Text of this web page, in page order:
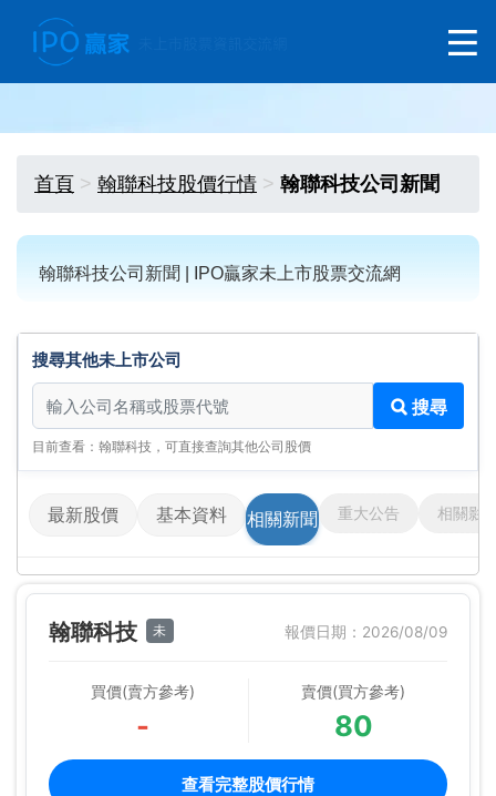
首頁 翰聯科技股價行情 翰聯科技公司新聞
翰聯科技公司新聞 | IPO贏家未上市股票交流網
搜尋其他未上市公司
搜尋其他未上市公司
搜尋
目前查看：翰聯科技，可直接查詢其他公司股價
最新股價 基本資料 相關新聞 重大公告 相關影
翰聯科技 未 報價日期：2026/08/09
買價(賣方參考)
-
賣價(買方參考)
80
查看完整股價行情